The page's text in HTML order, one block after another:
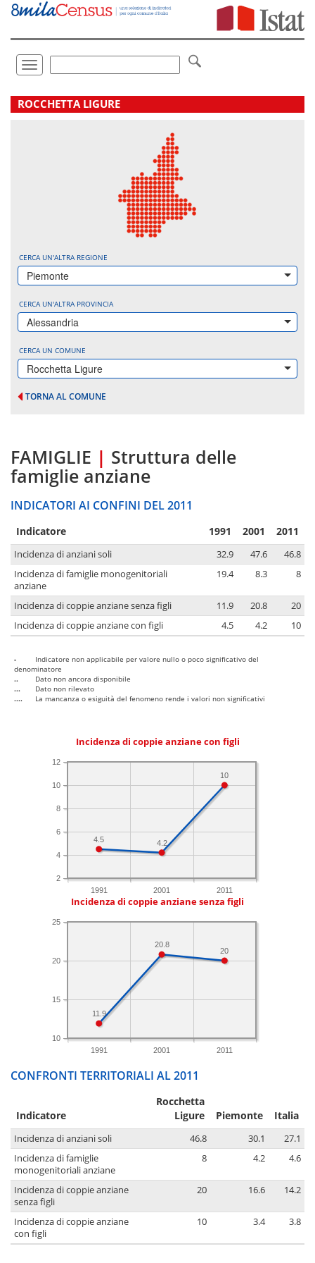
Vai
direttamente
Toggle
navigation
.
ROCCHETTA LIGURE
CERCA UN'ALTRA REGIONE
Piemonte
CERCA UN'ALTRA PROVINCIA
Alessandria
CERCA UN COMUNE
Rocchetta Ligure
TORNA AL COMUNE
FAMIGLIE | Struttura delle
famiglie anziane
INDICATORI AI CONFINI DEL 2011
Indicatore 1991 2001 2011
Incidenza di anziani soli 32.9 47.6
46.8
Incidenza di famiglie monogenitoriali
anziane
19.4 8.3 8
Incidenza di coppie anziane senza figli 11.9 20.8
20
Incidenza di coppie anziane con figli
4.5 4.2 10
-
Indicatore non applicabile per valore nullo o poco significativo del
denominatore
..
Dato non ancora disponibile
...
Dato non rilevato
....
La mancanza o esiguità del fenomeno rende i valori non significativi
Incidenza di coppie anziane con figli
1991 2001 2011
2
4
6
8
10
12
10
4.2
4.5
Incidenza di coppie anziane senza figli
1991 2001 2011
10
15
20
25
20
20.8
11.9
CONFRONTI TERRITORIALI AL 2011
Indicatore
Rocchetta
Ligure
Piemonte Italia
Incidenza di anziani soli 46.8 30.1
27.1
Incidenza di famiglie
monogenitoriali anziane
8 4.2 4.6
Incidenza di coppie anziane
senza figli
20 16.6 14.2
Incidenza di coppie anziane
con figli
10 3.4 3.8